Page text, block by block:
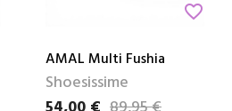
favorite_border
AMAL Multi Fushia
Shoesissime